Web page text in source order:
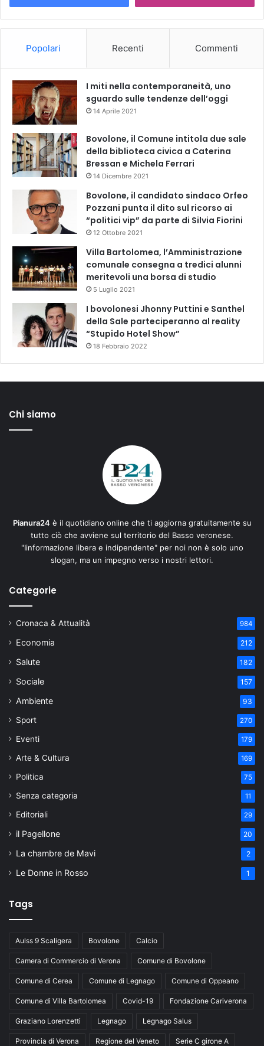
Popolari Recenti Commenti
I miti nella contemporaneità, uno
sguardo sulle tendenze dell’oggi
14 Aprile 2021
Bovolone, il Comune intitola due sale
della biblioteca civica a Caterina
Bressan e Michela Ferrari
14 Dicembre 2021
Bovolone, il candidato sindaco Orfeo
Pozzani punta il dito sul ricorso ai
“politici vip” da parte di Silvia Fiorini
12 Ottobre 2021
Villa Bartolomea, l’Amministrazione
comunale consegna a tredici alunni
meritevoli una borsa di studio
5 Luglio 2021
I bovolonesi Jhonny Puttini e Santhel
della Sale parteciperanno al reality
“Stupido Hotel Show”
18 Febbraio 2022
Chi siamo
Pianura24 è il quotidiano online che ti aggiorna gratuitamente su
tutto ciò che avviene sul territorio del Basso veronese.
"Iinformazione libera e indipendente" per noi non è solo uno
slogan, ma un impegno verso i nostri lettori.
Categorie
Cronaca & Attualità 984
Economia 212
Salute 182
Sociale 157
Ambiente 93
Sport 270
Eventi 179
Arte & Cultura 169
Politica 75
Senza categoria 11
Editoriali 29
il Pagellone 20
La chambre de Mavi 2
Le Donne in Rosso 1
Tags
Aulss 9 Scaligera Bovolone Calcio
Camera di Commercio di Verona Comune di Bovolone
Comune di Cerea Comune di Legnago Comune di Oppeano
Comune di Villa Bartolomea Covid-19 Fondazione Cariverona
Graziano Lorenzetti Legnago Legnago Salus
Provincia di Verona Regione del Veneto Serie C girone A